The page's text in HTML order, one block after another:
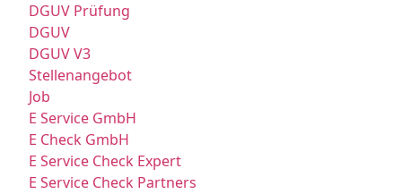
DGUV Prüfung
DGUV
DGUV V3
Stellenangebot
Job
E Service GmbH
E Check GmbH
E Service Check Expert
E Service Check Partners